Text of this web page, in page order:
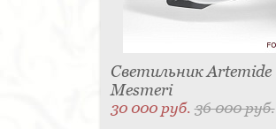
Светильник Artemide
Mesmeri
30 000 руб.36 000 руб.